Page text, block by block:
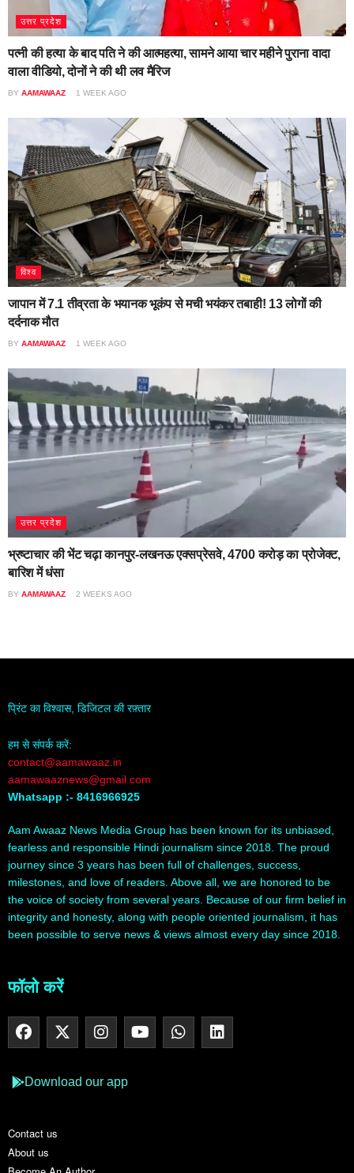
उत्तर प्रदेश
पत्नी की हत्या के बाद पति ने की आत्महत्या, सामने आया चार महीने पुराना वादा
वाला वीडियो, दोनों ने की थी लव मैरिज
BY AAMAWAAZ 1 WEEK AGO
विश्व
जापान में 7.1 तीव्रता के भयानक भूकंप से मची भयंकर तबाही! 13 लोगों की
दर्दनाक मौत
BY AAMAWAAZ 1 WEEK AGO
उत्तर प्रदेश
भ्रष्टाचार की भेंट चढ़ा कानपुर-लखनऊ एक्सप्रेसवे, 4700 करोड़ का प्रोजेक्ट,
बारिश में धंसा
BY AAMAWAAZ 2 WEEKS AGO
प्रिंट का विश्वास, डिजिटल की रफ़्तार
हम से संपर्क करें:
contact@aamawaaz.in
aamawaaznews@gmail.com
Whatsapp :- 8416966925
Aam Awaaz News Media Group has been known for its unbiased,
fearless and responsible Hindi journalism since 2018. The proud
journey since 3 years has been full of challenges, success,
milestones, and love of readers. Above all, we are honored to be
the voice of society from several years. Because of our firm belief in
integrity and honesty, along with people oriented journalism, it has
been possible to serve news & views almost every day since 2018.
फॉलो करें
Download our app
Contact us
About us